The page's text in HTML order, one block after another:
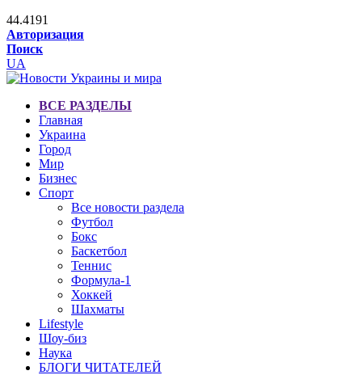
44.4191
Авторизация
Поиск
UA
ВСЕ РАЗДЕЛЫ
Главная
Украина
Город
Мир
Бизнес
Спорт
Все новости раздела
Футбол
Бокс
Баскетбол
Теннис
Формула-1
Хоккей
Шахматы
Lifestyle
Шоу-биз
Наука
БЛОГИ ЧИТАТЕЛЕЙ